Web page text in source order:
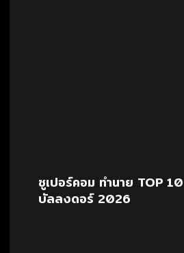
ซูเปอร์คอม ทำนาย TOP
บัลลงดอร์ 2026